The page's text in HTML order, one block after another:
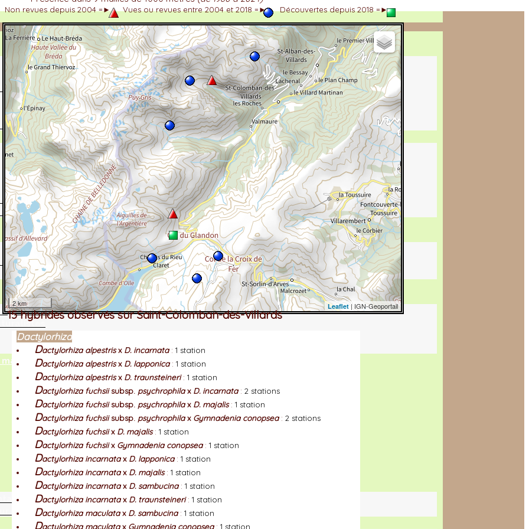
Alpes
cotations UICN)
?
vous
2 km Leaflet | IGN-Geoportail
15 hybrides observés sur Saint-Colomban-des-Villards
Dactylorhiza
Dactylorhiza alpestrisx D. incarnata: 1 station
Dactylorhiza alpestrisx D. lapponica: 1 station
Dactylorhiza alpestrisx D. traunsteineri: 1 station
Dactylorhiza fuchsiisubsp. psychrophilax D. incarnata: 2 stations
Dactylorhiza fuchsiisubsp. psychrophilax D. majalis: 1 station
Dactylorhiza fuchsiisubsp. psychrophilax Gymnadenia conopsea: 2 stations
Dactylorhiza fuchsiix D. majalis: 1 station
Dactylorhiza fuchsiix Gymnadenia conopsea: 1 station
Dactylorhiza incarnatax D. lapponica: 1 station
Dactylorhiza incarnatax D. majalis: 1 station
Dactylorhiza incarnatax D. sambucina: 1 station
Dactylorhiza incarnatax D. traunsteineri: 1 station
Dactylorhiza maculatax D. sambucina: 1 station
Dactylorhiza maculatax Gymnadenia conopsea: 1 station
Non revues depuis 2004 =► Vues ou revues entre 2004 et 2018 =► Découvertes depuis 2018 =►